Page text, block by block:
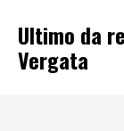
Ultimo da
Vergata